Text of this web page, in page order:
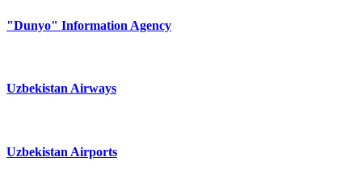
"Dunyo" Information Agency
Uzbekistan Airways
Uzbekistan Airports